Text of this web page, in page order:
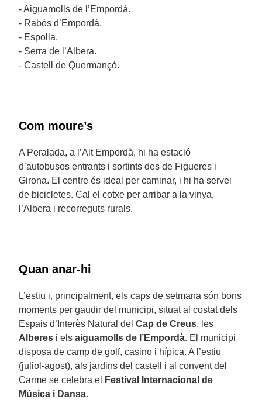
- Aiguamolls de l’Empordà.
- Rabós d’Empordà.
- Espolla.
- Serra de l’Albera.
- Castell de Quermançó.
Com moure’s
A Peralada, a l’Alt Empordà, hi ha estació
d’autobusos entrants i sortints des de Figueres i
Girona. El centre és ideal per caminar, i hi ha servei
de bicicletes. Cal el cotxe per arribar a la vinya,
l’Albera i recorreguts rurals.
Quan anar-hi
L’estiu i, principalment, els caps de setmana són bons
moments per gaudir del municipi, situat al costat dels
Espais d’Interès Natural del Cap de Creus, les
Alberes i els aiguamolls de l’Empordà. El municipi
disposa de camp de golf, casino i hípica. A l’estiu
(juliol-agost), als jardins del castell i al convent del
Carme se celebra el
Festival Internacional de
Música i Dansa.